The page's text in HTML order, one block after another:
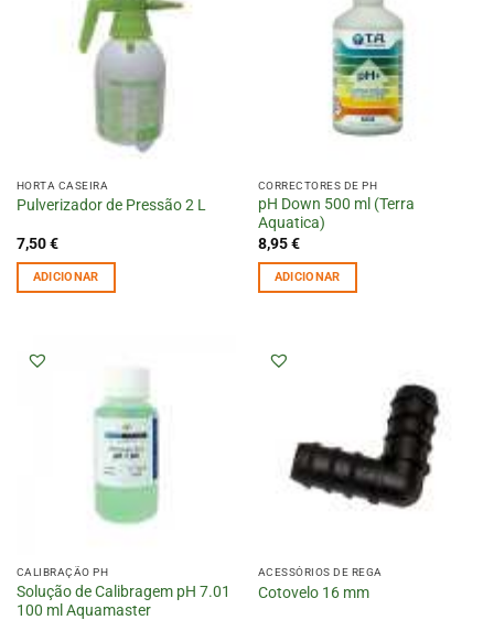
HORTA CASEIRA
Pulverizador de Pressão 2 L
7,50€
ADICIONAR
CORRECTORES DE PH
pH Down 500 ml (Terra
Aquatica)
8,95€
ADICIONAR
CALIBRAÇÃO PH
Solução de Calibragem pH 7.01
100 ml Aquamaster
ACESSÓRIOS DE REGA
Cotovelo 16 mm